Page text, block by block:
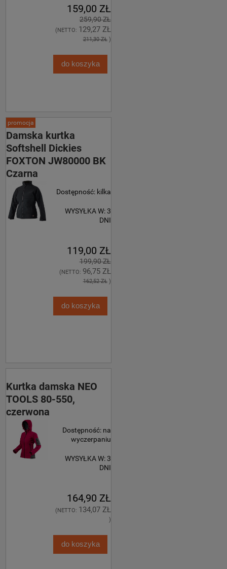
159,00 ZŁ
259,90 ZŁ
(NETTO: 129,27 ZŁ
211,30 ZŁ)
do koszyka
Damska kurtka
Softshell Dickies
FOXTON JW80000 BK
Czarna
Dostępność: kilka
WYSYŁKA W: 3
DNI
119,00 ZŁ
199,90 ZŁ
(NETTO: 96,75 ZŁ
162,52 ZŁ)
do koszyka
promocja
Kurtka damska NEO
TOOLS 80-550,
czerwona
Dostępność: na
wyczerpaniu
WYSYŁKA W: 3
DNI
164,90 ZŁ
(NETTO: 134,07 ZŁ
)
do koszyka